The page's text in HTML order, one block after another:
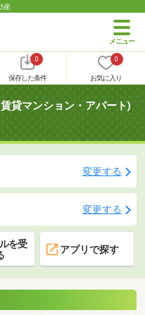
産
0
保存した条件
0
お気に入り
貸マンション・アパート)
変更する
変更する
を受
アプリで探す